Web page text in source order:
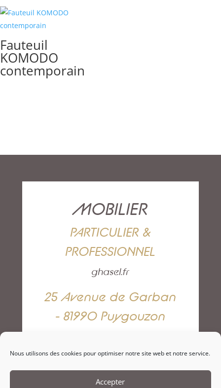
Nous utilisons des cookies pour optimiser notre site web et notre service.
Accepter
Fauteuil
KOMODO
contemporain
MOBILIER
PARTICULIER &
PROFESSIONNEL
ghasel.fr
25 Avenue de Garban
- 81990 Puygouzon